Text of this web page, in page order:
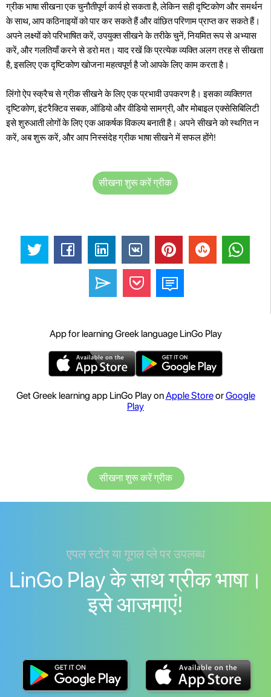
ग्रीक भाषा सीखना एक चुनौतीपूर्ण कार्य हो सकता है, लेकिन सही दृष्टिकोण और समर्थन
के साथ, आप कठिनाइयों को पार कर सकते हैं और वांछित परिणाम प्राप्त कर सकते हैं।
अपने लक्ष्यों को परिभाषित करें, उपयुक्त सीखने के तरीके चुनें, नियमित रूप से अभ्यास
करें, और गलतियाँ करने से डरो मत। याद रखें कि प्रत्येक व्यक्ति अलग तरह से सीखता
है, इसलिए एक दृष्टिकोण खोजना महत्वपूर्ण है जो आपके लिए काम करता है।
लिंगो ऐप स्क्रैच से ग्रीक सीखने के लिए एक प्रभावी उपकरण है। इसका व्यक्तिगत
दृष्टिकोण, इंटरैक्टिव सबक, ऑडियो और वीडियो सामग्री, और मोबाइल एक्सेसिबिलिटी
इसे शुरुआती लोगों के लिए एक आकर्षक विकल्प बनाती है। अपने सीखने को स्थगित न
करें, अब शुरू करें, और आप निस्संदेह ग्रीक भाषा सीखने में सफल होंगे!
सीखना शुरू करें ग्रीक
App for learning Greek language LinGo Play
Get Greek learning app LinGo Play onApple StoreorGoogle
Play
सीखना शुरू करें ग्रीक
एपल स्टोर या गूगल प्ले पर उपलब्ध
LinGo Play के साथ ग्रीक भाषा।
इसे आजमाएं!